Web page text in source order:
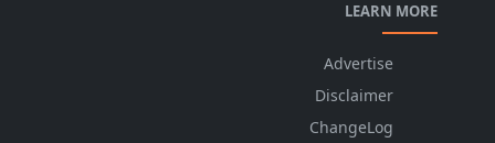
LEARN MORE
Advertise
Disclaimer
ChangeLog